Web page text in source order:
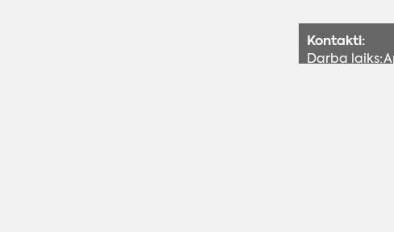
Kontakti:
Darba laiks: